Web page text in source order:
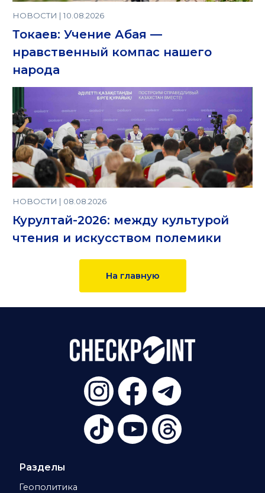
НОВОСТИ | 10.08.2026
Токаев: Учение Абая —
нравственный компас нашего
народа
НОВОСТИ | 08.08.2026
Курултай-2026: между культурой
чтения и искусством полемики
На главную
Разделы
Геополитика